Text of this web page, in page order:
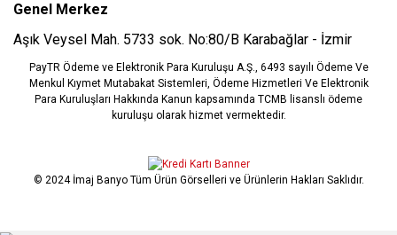
Genel Merkez
Aşık Veysel Mah. 5733 sok. No:80/B Karabağlar - İzmir
PayTR Ödeme ve Elektronik Para Kuruluşu A.Ş., 6493 sayılı Ödeme Ve
Menkul Kıymet Mutabakat Sistemleri, Ödeme Hizmetleri Ve Elektronik
Para Kuruluşları Hakkında Kanun kapsamında TCMB lisanslı ödeme
kuruluşu olarak hizmet vermektedir.
© 2024 İmaj Banyo Tüm Ürün Görselleri ve Ürünlerin Hakları Saklıdır.